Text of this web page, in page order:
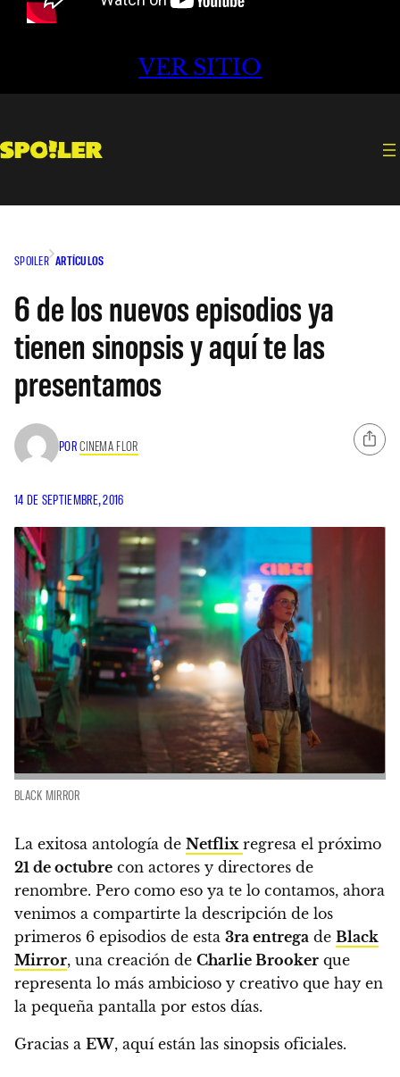
VER SITIO
SPOILER ARTÍCULOS
6 de los nuevos episodios ya
tienen sinopsis y aquí te las
presentamos
PORCINEMA FLOR
14 DE SEPTIEMBRE, 2016
BLACK MIRROR
La exitosa antología de Netflix regresa el próximo
21 de octubre con actores y directores de
renombre. Pero como eso ya te lo contamos, ahora
venimos a compartirte la descripción de los
primeros 6 episodios de esta 3ra entrega de Black
Mirror, una creación de Charlie Brooker que
representa lo más ambicioso y creativo que hay en
la pequeña pantalla por estos días.
Gracias a EW, aquí están las sinopsis oficiales.